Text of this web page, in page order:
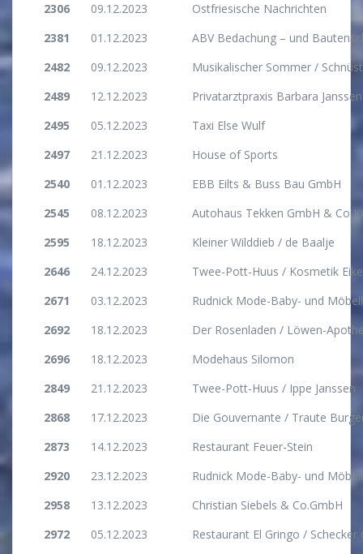
2306
09.12.2023
Ostfriesische Nachrichten
2381
01.12.2023
ABV Bedachung – und
2482
09.12.2023
Musikalischer Sommer /
2489
12.12.2023
Privatarztpraxis Barbara Janssen
2495
05.12.2023
Taxi Else Wulf
2497
21.12.2023
House of Sports
2540
01.12.2023
EBB Eilts & Buss Bau GmbH
2545
08.12.2023
Autohaus Tekken GmbH & Co
2595
18.12.2023
Kleiner Wilddieb / de Baalje
2646
24.12.2023
Twee-Pott-Huus / Kosmetik
2671
03.12.2023
Rudnick Mode-Baby- und
2692
18.12.2023
Der Rosenladen / Löwen-
2696
18.12.2023
Modehaus Silomon
2849
21.12.2023
Twee-Pott-Huus / Ippe Janssen
2868
17.12.2023
Die Gouvernante / Traute
2873
14.12.2023
Restaurant Feuer-Stein
2920
23.12.2023
Rudnick Mode-Baby- und
2958
13.12.2023
Christian Siebels & Co.GmbH
2972
05.12.2023
Restaurant El Gringo / Schecker